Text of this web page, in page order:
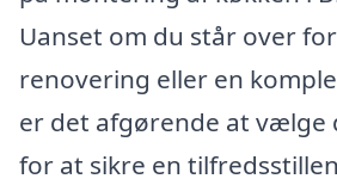
Uanset om du står over
renovering eller en
er det afgørende at vælge
for at sikre en